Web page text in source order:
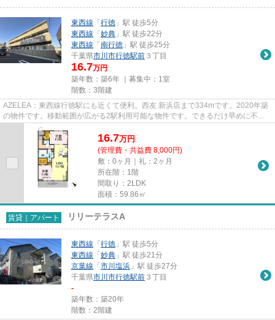
東西線 「 行徳 」駅 徒歩5分
東西線 「 妙典 」駅 徒歩22分
東西線 「 南行徳 」駅 徒歩25分
千葉県市川市行徳駅前 ３丁目
16.7万円
築年数：築6年 ｜募集中： 1室
階数：3階建
AZELEA：東西線行徳駅にも近くて便利。西友 新浜店まで334mです。2020年築
の物件です。移動範囲が広がる2駅利用可能な物件です。できるだけ早めに不動
産情報を集めたい方は当社スタッ...
16.7万円
(管理費・共益費 8,000円)
敷：0ヶ月｜礼：2ヶ月
所在階：1階
間取り：2LDK
面積：59.86㎡
賃貸｜アパート リリーテラスA
東西線 「 行徳 」駅 徒歩5分
東西線 「 妙典 」駅 徒歩21分
京葉線 「 市川塩浜 」駅 徒歩27分
千葉県市川市行徳駅前 ３丁目
-
築年数：築20年
階数：2階建